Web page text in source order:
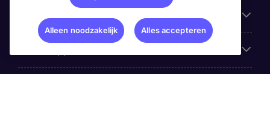
Google Rating
Alleen noodzakelijk Alles accepteren